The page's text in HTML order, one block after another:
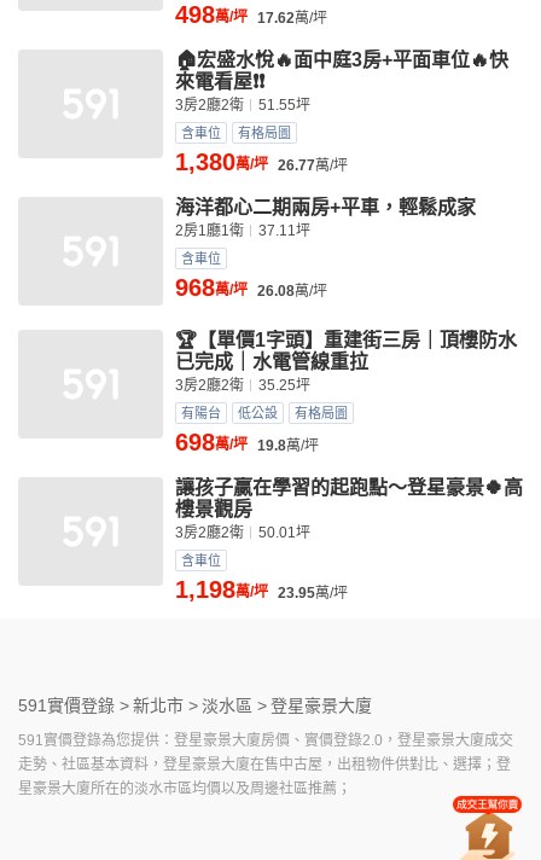
498萬/坪 17.62萬/坪
🏠宏盛水悅🔥面中庭3房+平面車位🔥快
來電看屋❗️❗️
3房2廳2衛 51.55坪
含車位 有格局圖
1,380萬/坪 26.77萬/坪
海洋都心二期兩房+平車，輕鬆成家
2房1廳1衛 37.11坪
含車位
968萬/坪 26.08萬/坪
🏆【單價1字頭】重建街三房｜頂樓防水
已完成｜水電管線重拉
3房2廳2衛 35.25坪
有陽台 低公設 有格局圖
698萬/坪 19.8萬/坪
讓孩子贏在學習的起跑點～登星豪景🍀高
樓景觀房
3房2廳2衛 50.01坪
含車位
1,198萬/坪 23.95萬/坪
591實價登錄 >新北市 >淡水區 >登星豪景大廈
591實價登錄為您提供：登星豪景大廈房價、實價登錄2.0，登星豪景大廈成交
走勢、社區基本資料，登星豪景大廈在售中古屋，出租物件供對比、選擇；登
星豪景大廈所在的淡水市區均價以及周邊社區推薦；